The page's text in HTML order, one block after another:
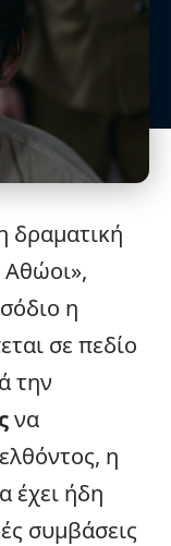
δραματική
Αθώοι»,
η
σε πεδίο
την
να
η
έχει ήδη
συμβάσεις